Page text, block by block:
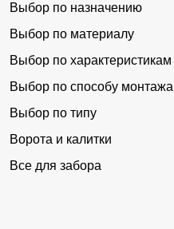
Выбор по назначению
Выбор по материалу
Выбор по характеристикам
Выбор по способу монтажа
Выбор по типу
Ворота и калитки
Все для забора